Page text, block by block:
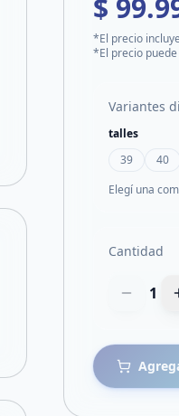
$
*El precio
*El precio
Variantes
talles
39
40
Elegí una
Cantidad
1